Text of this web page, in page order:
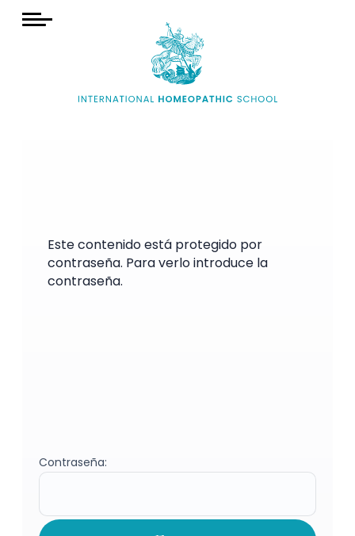
Este contenido está protegido por
contraseña. Para verlo introduce la
contraseña.
Contraseña: